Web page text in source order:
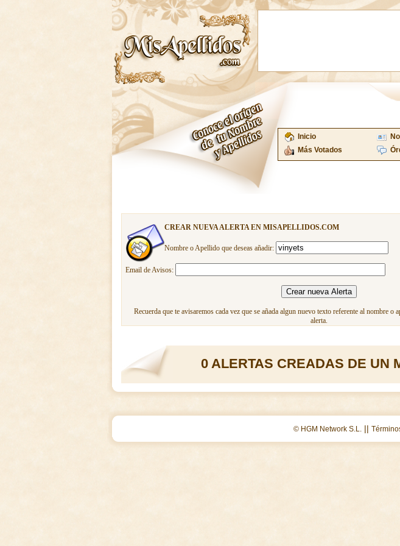
Inicio
Más Votados
CREAR NUEVA ALERTA EN MISAPELLIDOS.COM
Nombre o Apellido que deseas añadir:
Email de Avisos:
Recuerda que te avisaremos cada vez que se añada algun nuevo texto referente al nombre o
alerta.
0 ALERTAS CREADAS DE UN
© HGM Network S.L. ||